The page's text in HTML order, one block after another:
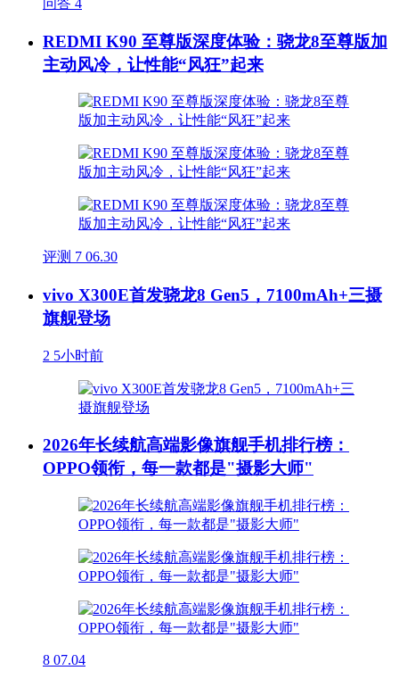
REDMI K90 至尊版深度体验：骁龙8至尊版加
主动风冷，让性能“风狂”起来
评测 7 06.30
vivo X300E首发骁龙8 Gen5，7100mAh+三摄
旗舰登场
2 5小时前
2026年长续航高端影像旗舰手机排行榜：
OPPO领衔，每一款都是"摄影大师"
8 07.04